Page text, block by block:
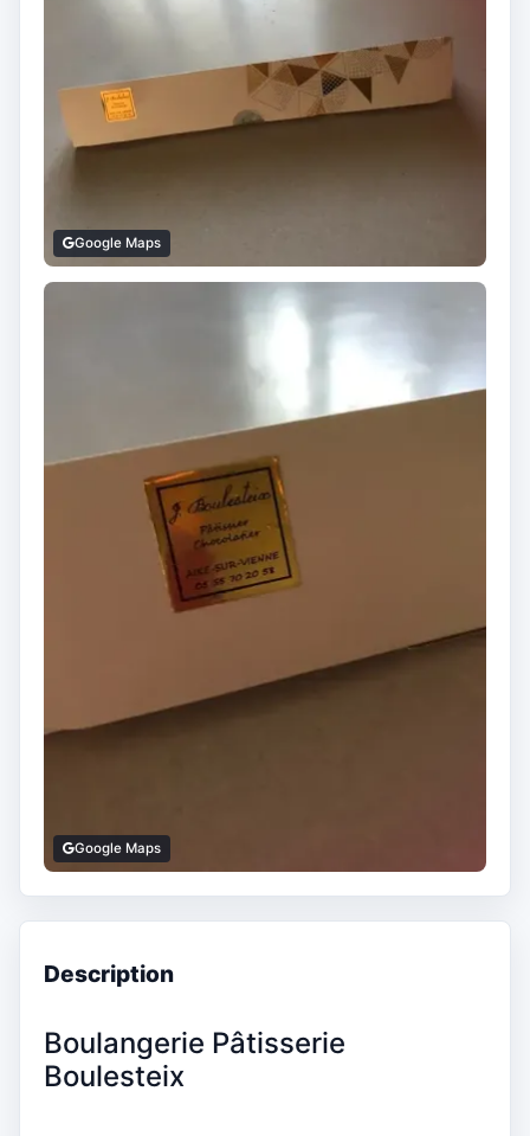
Google Maps
Google Maps
Description
Boulangerie Pâtisserie
Boulesteix